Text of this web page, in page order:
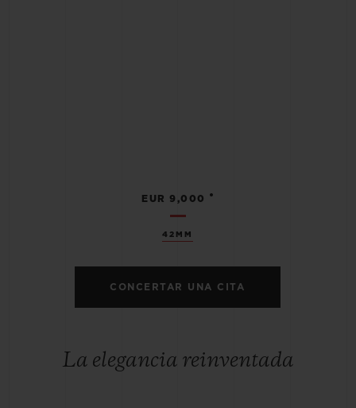
42MM
EUR 9,000 •
CONCERTAR UNA CITA
La elegancia reinventada